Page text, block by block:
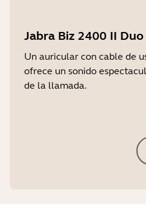
Jabra Biz 2400 II
Un auricular con cable de
ofrece un sonido
de la llamada.